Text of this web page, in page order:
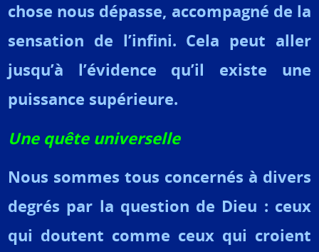
chose nous dépasse, accompagné de la
sensation de l’infini. Cela peut aller
jusqu’à l’évidence qu’il existe une
puissance supérieure.
Une quête universelle
Nous sommes tous concernés à divers
degrés par la question de Dieu : ceux
qui doutent comme ceux qui croient